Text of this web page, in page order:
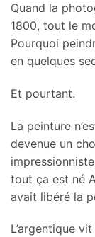
Quand la
1800, tout le
Pourquoi
en quelques
Et pourtant.
La peinture
devenue un
tout ça est né
avait libéré la
L’argentique